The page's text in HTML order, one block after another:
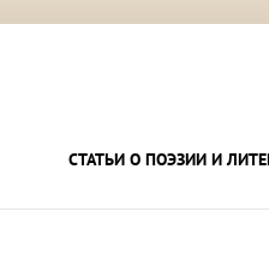
СТАТЬИ О ПОЭЗИИ И